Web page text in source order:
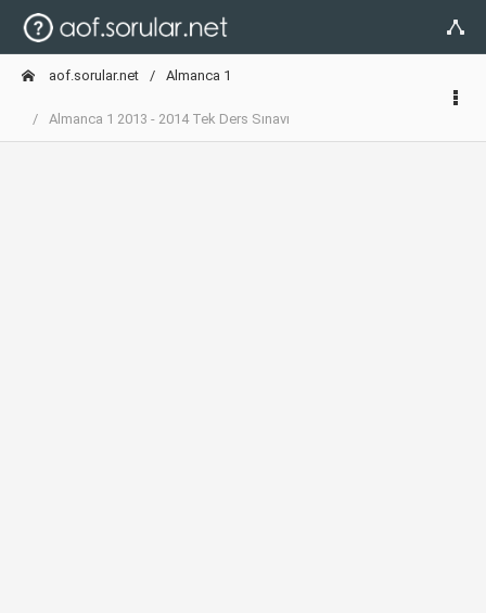
aof.sorular.net Almanca 1
Almanca 1 2013 - 2014 Tek Ders Sınavı